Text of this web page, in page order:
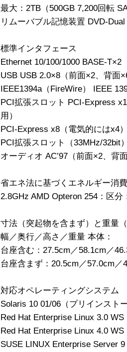
最大：2TB（500GB 7,200回転
リムーバブル記憶装置 DVD-
標準インタフェース
Ethernet 10/100/1000 BASE-T×2
USB USB 2.0×8（前面×2、背面
IEEE1394a（FireWire） IEEE
PCI拡張スロット PCI-Express
用）
PCI-Express x8（電気的にはx4
PCI拡張スロット（33MHz/32bit
オーディオ AC’97（前面×2、背
省エネ法に基づくエネルギー消
2.8GHz AMD Opteron 254：区
寸法（突起物を含まず）と重量
幅／奥行／高さ／重量 本体：
台座含む：27.5cm／58.1cm／
台座含まず：20.5cm／57.0cm
対応オペレーティングシステム
Solaris 10 01/06（プリインスト
Red Hat Enterprise Linux 3.0
Red Hat Enterprise Linux 4.0
SUSE LINUX Enterprise Server